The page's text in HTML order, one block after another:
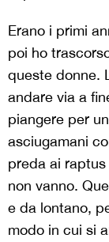
Erano i primi
poi ho
queste donne.
andare via a
piangere per
asciugamani
preda ai
non vanno.
e da lontano,
modo in cui si